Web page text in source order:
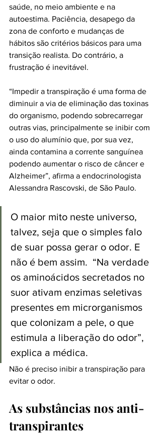
saúde, no meio ambiente e na
autoestima. Paciência, desapego da
zona de conforto e mudanças de
hábitos são critérios básicos para uma
transição realista. Do contrário, a
frustração é inevitável.
“Impedir a transpiração é uma forma de
diminuir a via de eliminação das toxinas
do organismo, podendo sobrecarregar
outras vias, principalmente se inibir com
o uso do alumínio que, por sua vez,
ainda contamina a corrente sanguínea
podendo aumentar o risco de câncer e
Alzheimer”, afirma a endocrinologista
Alessandra Rascovski, de São Paulo.
O maior mito neste universo,
talvez, seja que o simples falo
de suar possa gerar o odor. E
não é bem assim.  “Na verdade
os aminoácidos secretados no
suor ativam enzimas seletivas
presentes em microrganismos
que colonizam a pele, o que
estimula a liberação do odor”,
explica a médica.
Não é preciso inibir a transpiração para
evitar o odor.
As substâncias nos anti-
transpirantes